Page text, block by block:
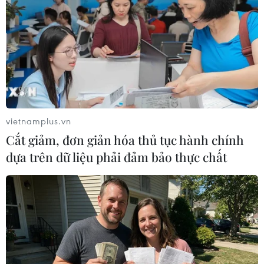
TIN LIÊN QUAN
vietnamplus.vn
Cắt giảm, đơn giản hóa thủ tục hành chính
dựa trên dữ liệu phải đảm bảo thực chất